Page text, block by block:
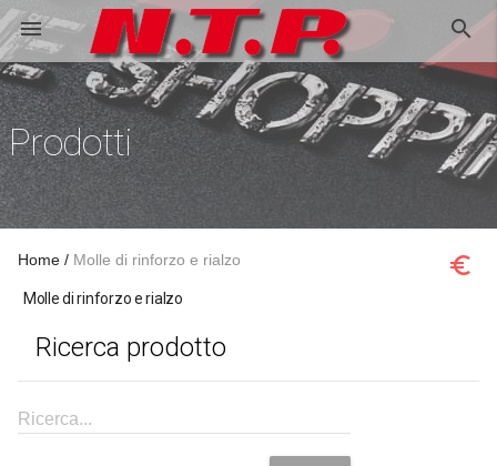
menu search
Prodotti
Home Molle di rinforzo e rialzo euro_symbol
Molle di rinforzo e rialzo
Ricerca prodotto
Ricerca...